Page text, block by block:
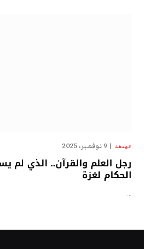
الهدهد 9 نوفمبر، 2025
رجل العلم والقرآن.. الذي لم
الحكام لغزة
…